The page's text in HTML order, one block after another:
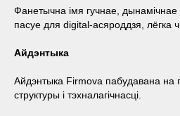
Фанетычна імя гучнае, дынамічнае
пасуе для digital-асяроддзя, лёгка
Айдэнтыка
Айдэнтыка Firmova пабудавана на
структуры і тэхналагічнасці.